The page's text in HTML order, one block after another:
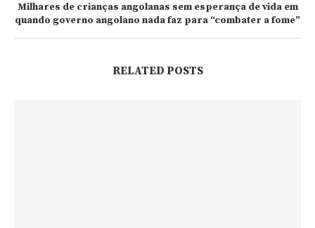
Milhares de crianças angolanas sem esperança de vida em
quando governo angolano nada faz para “combater a fome”
RELATED POSTS